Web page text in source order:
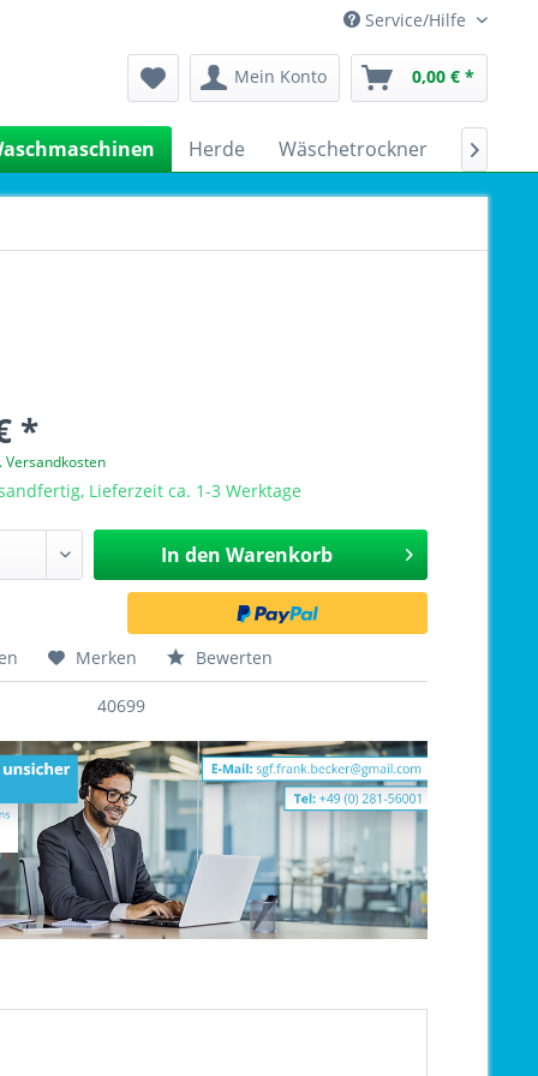
Service/Hilfe
Mein Konto 0,00 € *
Herde Wäschetrockner 
*
Versandkosten
Lieferzeit ca. 1-3 Werktage
In den Warenkorb
Merken Bewerten
40699